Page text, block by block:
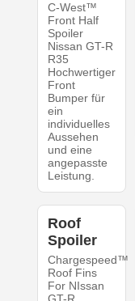
C-West™
Front Half
Spoiler
Nissan GT-R
R35
Hochwertiger
Front
Bumper für
ein
individuelles
Aussehen
und eine
angepasste
Leistung.
Roof
Spoiler
Chargespeed™
Roof Fins
For NIssan